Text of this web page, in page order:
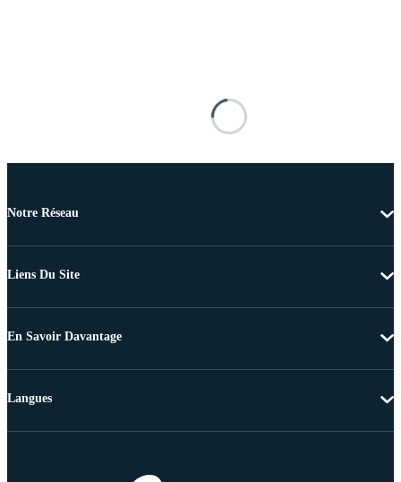
Notre Réseau
Liens Du Site
En Savoir Davantage
Langues